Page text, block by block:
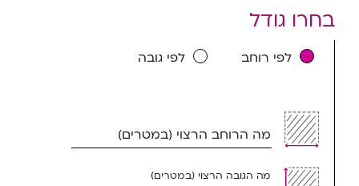
בחרו גודל
לפי רוחב לפי גובה
מה הרוחב הרצוי (במטרים)
מה הגובה הרצוי (במטרים)